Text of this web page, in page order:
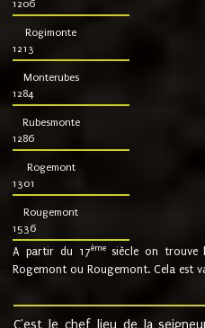
1206
Rogimonte
1213
Monterubes
1284
Rubesmonte
1286
Rogemont
1301
Rougemont
1536
A partir du 17ème siècle on trouve
Rogemont ou Rougemont. Cela est
C'est le chef lieu de la